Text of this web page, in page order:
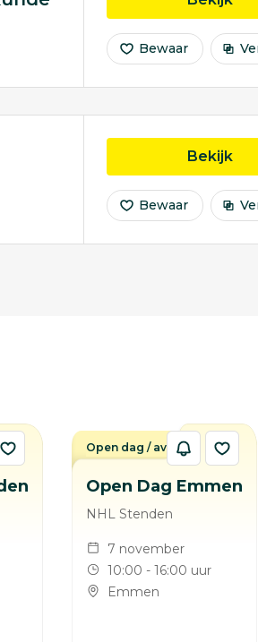
Bewaar
Bekijk
Bewaar
Open Dag Emmen
NHL Stenden
7 november
10:00 - 16:00 uur
Emmen
Open dag / avond